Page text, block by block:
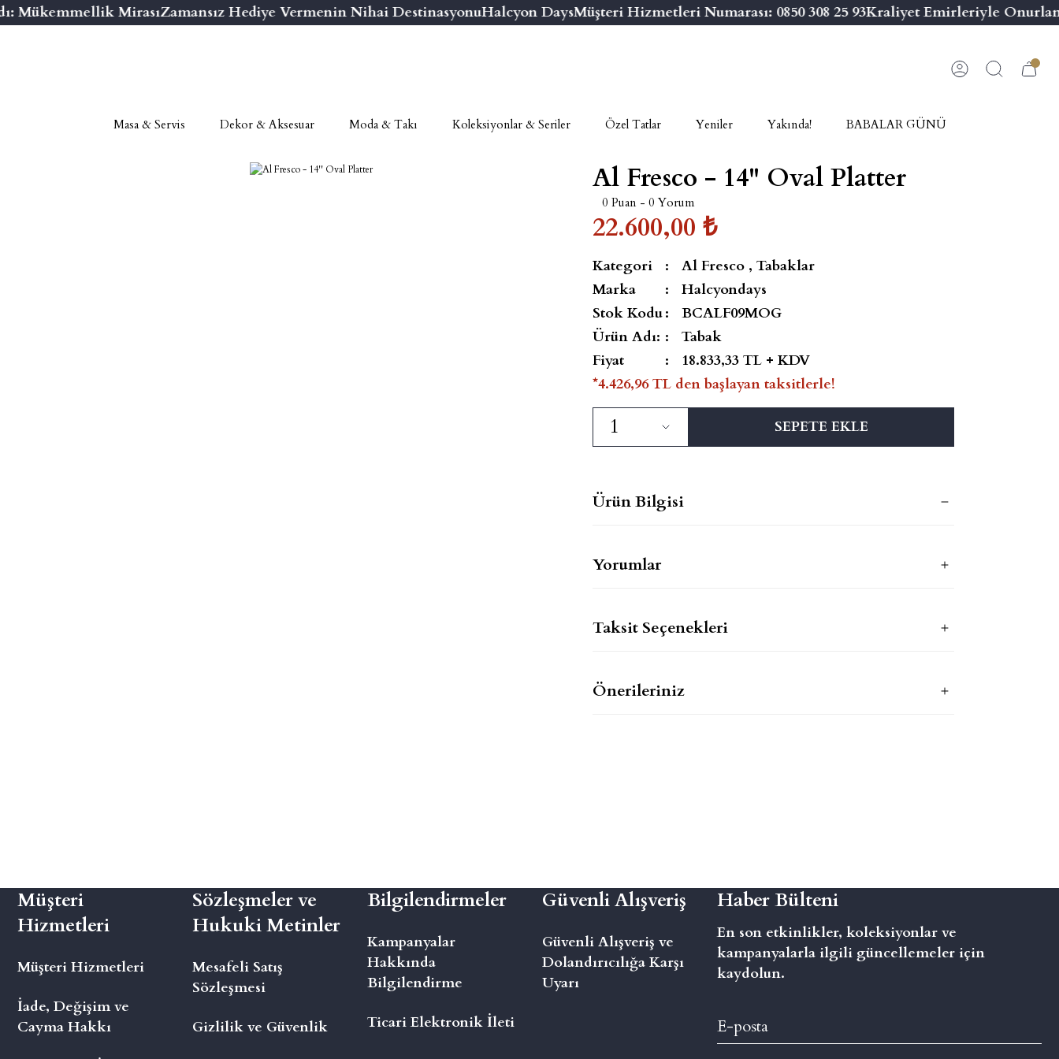
MirasıZamansız Hediye Vermenin Nihai DestinasyonuHalcyon DaysMüşteri Hizmetleri Numarası: 0850 308 25 93 Kraliyet Emirleriyle
Masa & Servis Dekor & Aksesuar Moda & Takı Koleksiyonlar & Seriler Özel Tatlar Yeniler Yakında! BABALAR GÜNÜ
Al Fresco - 14'' Oval Platter
0 Puan - 0 Yorum
22.600,00 ₺
Kategori Al Fresco , Tabaklar
Marka
Halcyondays
Stok Kodu
BCALF09MOG
Ürün Adı:
Tabak
Fiyat
18.833,33 TL + KDV
*4.426,96 TL den başlayan taksitlerle!
SEPETE EKLE
Ürün Bilgisi
Yorumlar
Taksit Seçenekleri
Önerileriniz
Müşteri
Hizmetleri
Müşteri Hizmetleri
İade, Değişim ve
Cayma Hakkı
Sözleşmeler ve
Hukuki Metinler
Mesafeli Satış
Sözleşmesi
Gizlilik ve Güvenlik
Bilgilendirmeler
Kampanyalar
Hakkında
Bilgilendirme
Ticari Elektronik İleti
Güvenli Alışveriş
Güvenli Alışveriş ve
Dolandırıcılığa Karşı
Uyarı
Haber Bülteni
En son etkinlikler, koleksiyonlar ve
kampanyalarla ilgili güncellemeler için
kaydolun.